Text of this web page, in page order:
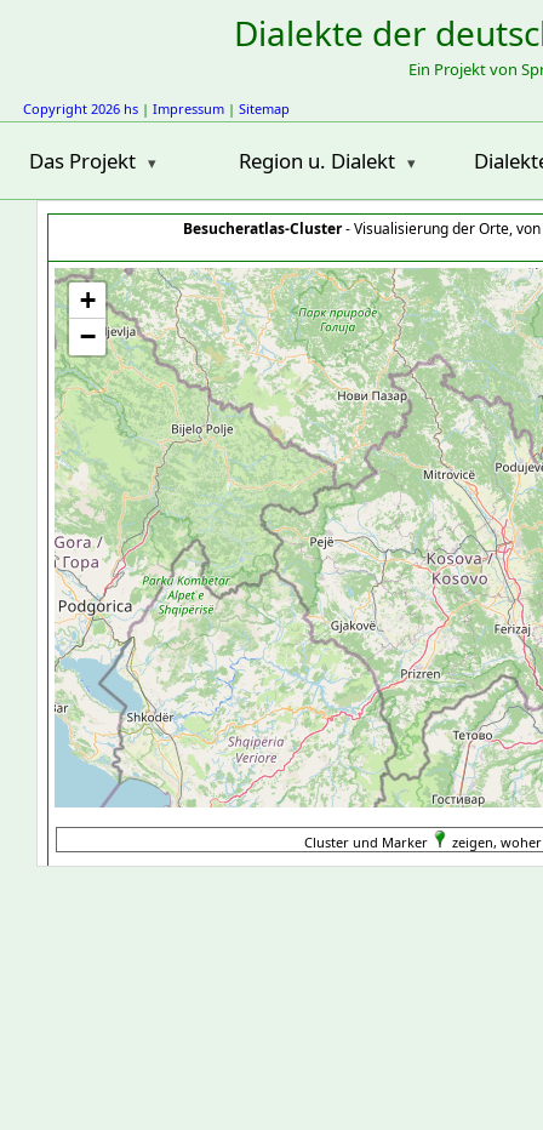
Dialekte der
Ein Projekt von
Copyright 2026 hs | Impressum | Sitemap
Das Projekt Region u. Dialekt
Besucheratlas-Cluster- Visualisierung der Orte,
+
−
Cluster und Marker zeigen,